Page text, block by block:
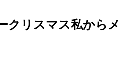
クリスマス私からメ